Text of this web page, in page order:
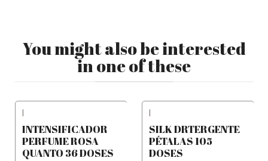
You might also be interested
in one of these
|
INTENSIFICADOR
PERFUME ROSA
QUANTO 36 DOSES
|
SILK DRTERGENTE
PÉTALAS 105
DOSES